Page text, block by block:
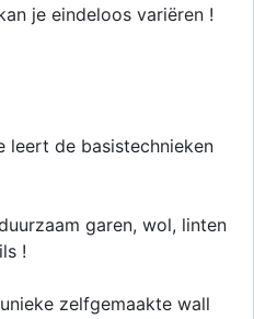
je eindeloos variëren !
leert de basistechnieken
garen, wol, linten
!
zelfgemaakte wall